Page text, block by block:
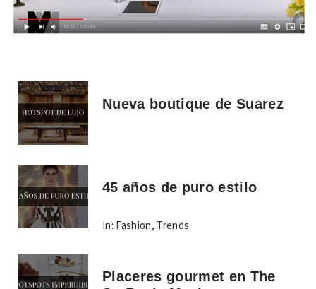
Nueva boutique de Suarez
45 años de puro estilo
In: Fashion, Trends
Placeres gourmet en The